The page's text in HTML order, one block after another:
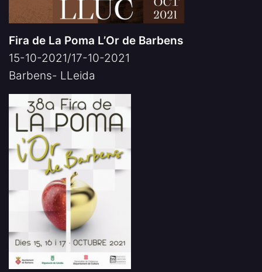
Fira de La Poma L’Or de Barbens
15-10-2021/17-10-2021
Barbens- LLeida